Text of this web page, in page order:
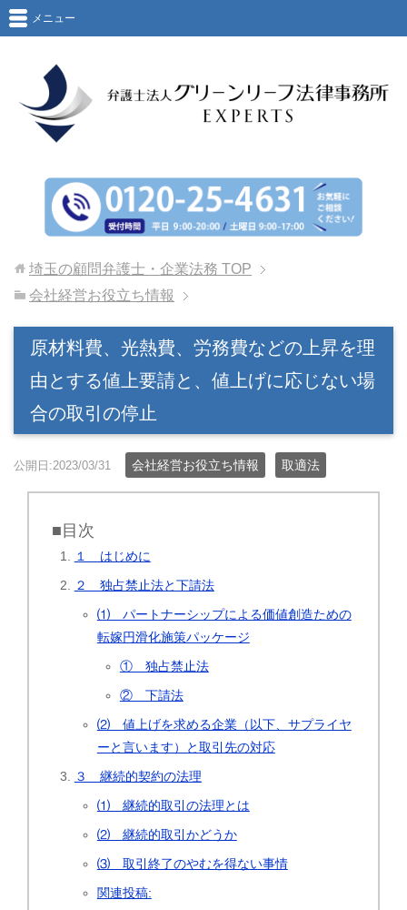
メニュー
埼玉の顧問弁護士・企業法務 TOP
会社経営お役立ち情報
原材料費、光熱費、労務費などの上昇を理
由とする値上要請と、値上げに応じない場
合の取引の停止
公開日:2023/03/31 会社経営お役立ち情報 取適法
■目次
１ はじめに
２ 独占禁止法と下請法
⑴ パートナーシップによる価値創造ための
転嫁円滑化施策パッケージ
① 独占禁止法
② 下請法
⑵ 値上げを求める企業（以下、サプライヤ
ーと言います）と取引先の対応
３ 継続的契約の法理
⑴ 継続的取引の法理とは
⑵ 継続的取引かどうか
⑶ 取引終了のやむを得ない事情
関連投稿: